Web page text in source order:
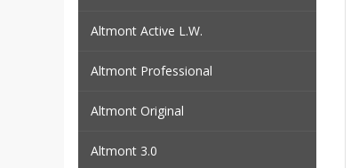
Altmont Active L.W.
Altmont Professional
Altmont Original
Altmont 3.0